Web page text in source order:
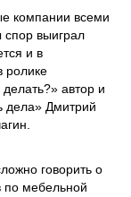
компании всеми
выиграл
и в
ролике
автор и
дела» Дмитрий
говорить о
по мебельной